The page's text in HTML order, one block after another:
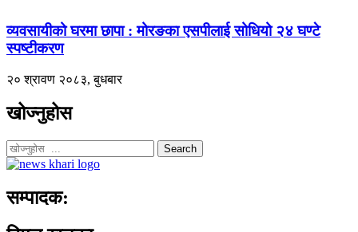
व्यवसायीको घरमा छापा : मोरङका एसपीलाई सोधियो २४ घण्टे
स्पष्टीकरण
२० श्रावण २०८३, बुधबार
खोज्नुहोस
Search
सम्पादक: